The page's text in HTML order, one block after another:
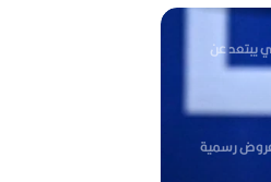
يبتعد عن
عروض رسمية